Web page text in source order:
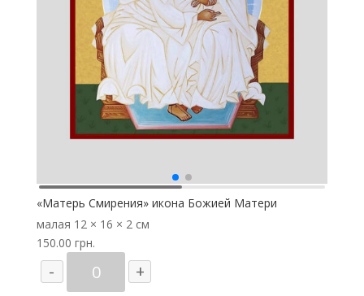
«Матерь Смирения» икона Божией Матери
малая 12 × 16 × 2 см
150.00 грн.
-
Количество
товара
+